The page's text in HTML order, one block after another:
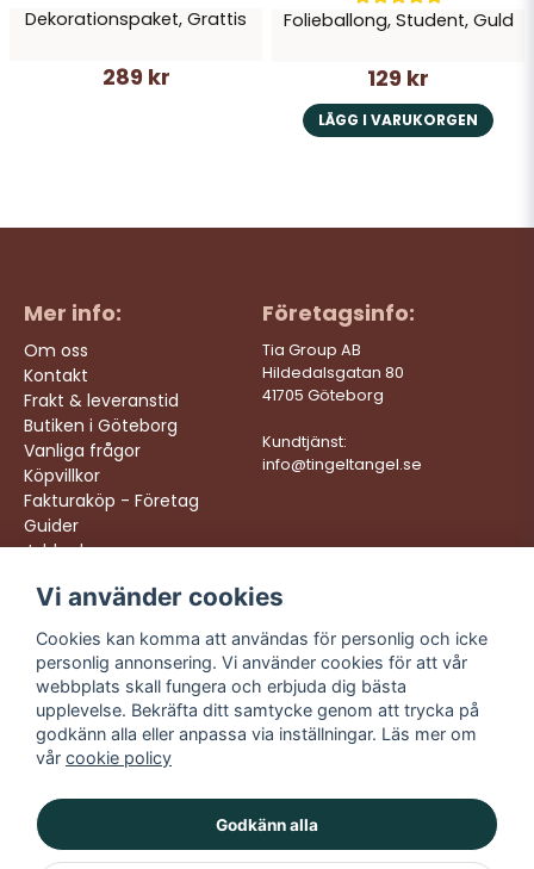
Dekorationspaket, Grattis
289 kr
Folieballong, Student, Guld
129 kr
LÄGG I VARUKORGEN
Mer info:
Om oss
Kontakt
Frakt & leveranstid
Butiken i Göteborg
Vanliga frågor
Köpvillkor
Fakturaköp - Företag
Guider
Jobba hos oss
Företagsinfo:
Tia Group AB
Hildedalsgatan 80
41705 Göteborg
Kundtjänst:
info@tingeltangel.se
Följ oss:
Instagram
Facebook
TikTok
YouTube
Vi levererar:
Snabba leveranser
Trygga köp
Fri frakt över 499:-
Trevlig kundtjänst
Vi använder cookies
Cookies kan komma att användas för personlig och icke
personlig annonsering. Vi använder cookies för att vår
webbplats skall fungera och erbjuda dig bästa
upplevelse. Bekräfta ditt samtycke genom att trycka på
godkänn alla eller anpassa via inställningar. Läs mer om
vår cookie policy
Godkänn alla